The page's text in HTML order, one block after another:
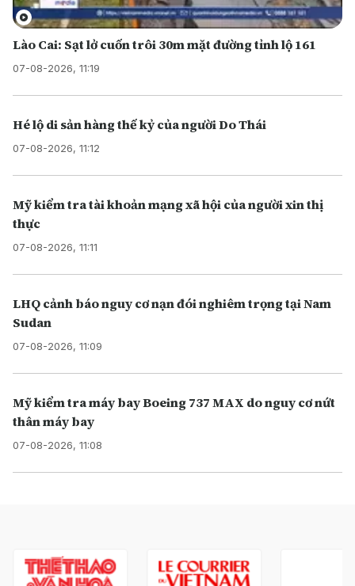
Lào Cai: Sạt lở cuốn trôi 30m mặt đường tỉnh lộ 161
07-08-2026, 11:19
Hé lộ di sản hàng thế kỷ của người Do Thái
07-08-2026, 11:12
Mỹ kiểm tra tài khoản mạng xã hội của người xin thị
thực
07-08-2026, 11:11
LHQ cảnh báo nguy cơ nạn đói nghiêm trọng tại Nam
Sudan
07-08-2026, 11:09
Mỹ kiểm tra máy bay Boeing 737 MAX do nguy cơ nứt
thân máy bay
07-08-2026, 11:08